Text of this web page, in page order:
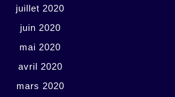
juillet 2020
juin 2020
mai 2020
avril 2020
mars 2020